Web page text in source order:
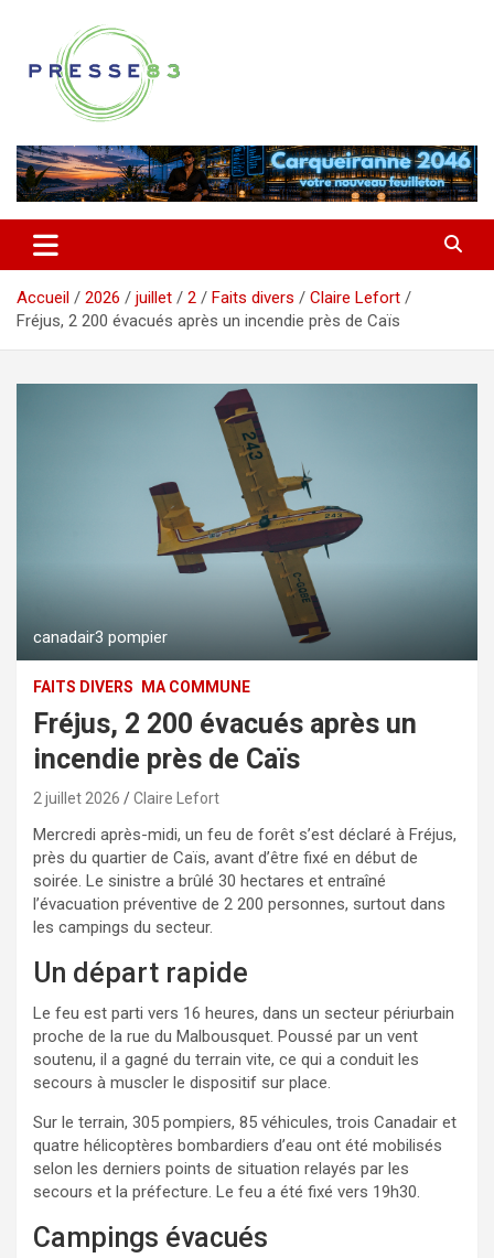
contenu
Presse 83
Accueil 2026 juillet 2 Faits divers
Claire Lefort
Fréjus, 2 200 évacués après un incendie près de Caïs
canadair3 pompier
FAITS DIVERS MA COMMUNE
Fréjus, 2 200 évacués après un
incendie près de Caïs
2 juillet 2026 Claire Lefort
Mercredi après-midi, un feu de forêt s’est déclaré à Fréjus,
près du quartier de Caïs, avant d’être fixé en début de
soirée. Le sinistre a brûlé 30 hectares et entraîné
l’évacuation préventive de 2 200 personnes, surtout dans
les campings du secteur.
Un départ rapide
Le feu est parti vers 16 heures, dans un secteur périurbain
proche de la rue du Malbousquet. Poussé par un vent
soutenu, il a gagné du terrain vite, ce qui a conduit les
secours à muscler le dispositif sur place.
Sur le terrain, 305 pompiers, 85 véhicules, trois Canadair et
quatre hélicoptères bombardiers d’eau ont été mobilisés
selon les derniers points de situation relayés par les
secours et la préfecture. Le feu a été fixé vers 19h30.
Campings évacués